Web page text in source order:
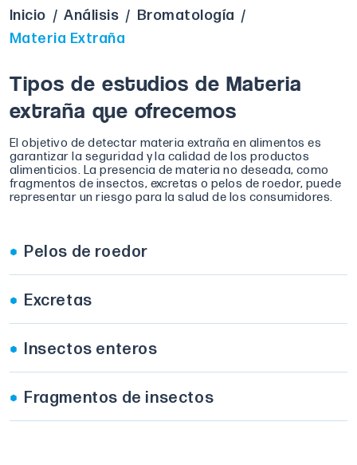
Inicio / Análisis / Bromatología /
Materia Extraña
Tipos de estudios de Materia
extraña que ofrecemos
El objetivo de detectar materia extraña en alimentos es
garantizar la seguridad y la calidad de los productos
alimenticios. La presencia de materia no deseada, como
fragmentos de insectos, excretas o pelos de roedor, puede
representar un riesgo para la salud de los consumidores.
Pelos de roedor
Excretas
Insectos enteros
Fragmentos de insectos